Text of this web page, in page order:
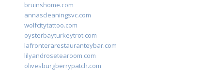
bruinshome.com
annascleaningsvc.com
wolfcitytattoo.com
oysterbayturkeytrot.com
lafronterarestauranteybar.com
lilyandrosetearoom.com
olivesburgberrypatch.com